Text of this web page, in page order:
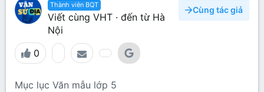
Thành viên BQT
Viết cùng VHT · đến từ Hà
Nội
Cùng tác giả
0
Mục lục Văn mẫu lớp 5